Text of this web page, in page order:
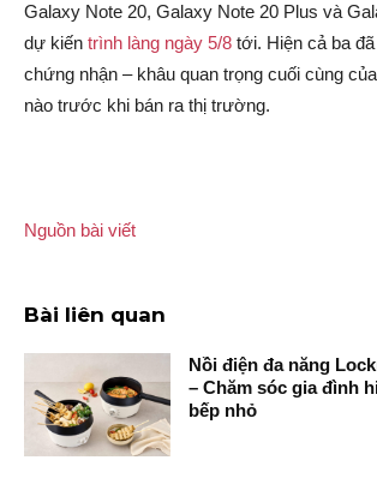
Galaxy Note 20, Galaxy Note 20 Plus và
dự kiến trình làng ngày 5/8 tới. Hiện cả ba
chứng nhận – khâu quan trọng cuối cùng
nào trước khi bán ra thị trường.
Nguồn bài viết
Bài liên quan
Nồi điện đa năng
– Chăm sóc gia đình
bếp nhỏ